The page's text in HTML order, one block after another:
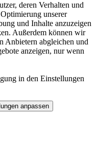
deren Verhalten und
unserer
und Inhalte anzuzeigen
Außerdem können wir
Anbietern abgleichen und
anzeigen, nur wenn
in den Einstellungen
anpassen